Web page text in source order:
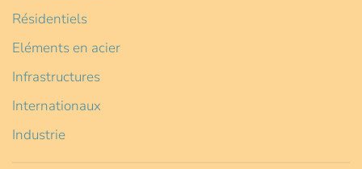
Résidentiels
Eléments en acier
Infrastructures
Internationaux
Industrie